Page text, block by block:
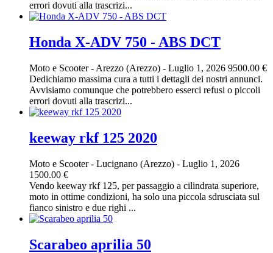
errori dovuti alla trascrizi...
Honda X-ADV 750 - ABS DCT
Moto e Scooter- Arezzo (Arezzo) - Luglio 1, 2026 9500.00 €
Dedichiamo massima cura a tutti i dettagli dei nostri annunci.
Avvisiamo comunque che potrebbero esserci refusi o piccoli
errori dovuti alla trascrizi...
keeway rkf 125 2020
Moto e Scooter- Lucignano (Arezzo) - Luglio 1, 2026
1500.00 €
Vendo keeway rkf 125, per passaggio a cilindrata superiore,
moto in ottime condizioni, ha solo una piccola sdrusciata sul
fianco sinistro e due righi ...
Scarabeo aprilia 50